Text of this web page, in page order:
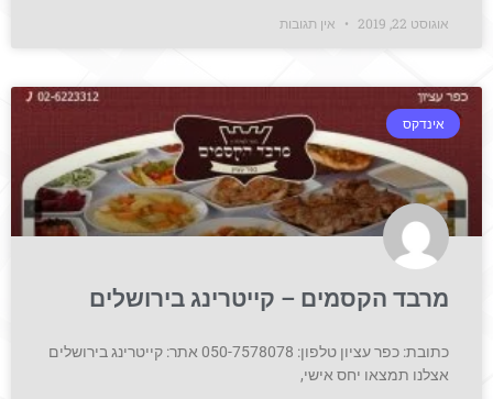
אוגוסט 22, 2019 אין תגובות
אינדקס
מרבד הקסמים – קייטרינג בירושלים
כתובת: כפר עציון טלפון: 050-7578078 אתר: קייטרינג בירושלים
אצלנו תמצאו יחס אישי,